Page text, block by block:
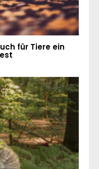
für Tiere ein